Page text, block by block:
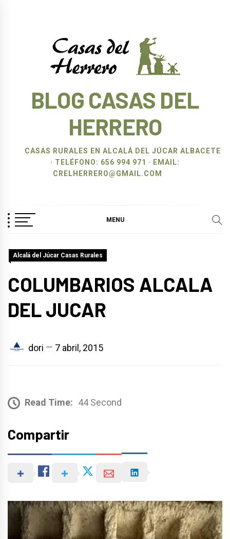
BLOG CASAS DEL
HERRERO
CASAS RURALES EN ALCALÁ DEL JÚCAR ALBACETE
· TELÉFONO: 656 994 971 · EMAIL:
CRELHERRERO@GMAIL.COM
MENU
Alcalá del Júcar Casas Rurales
COLUMBARIOS ALCALA
DEL JUCAR
dori 7 abril, 2015
Read Time: 44 Second
Compartir